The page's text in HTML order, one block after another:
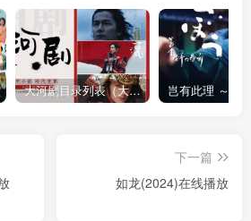
大河剧目录列表（大河剧资源以本目录为准）
下一篇
如龙(2024)在线播放